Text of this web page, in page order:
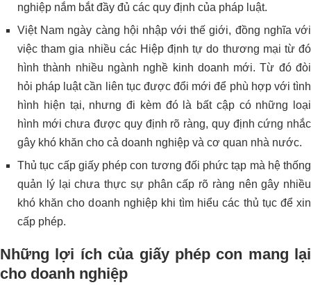
nghiệp nắm bắt đầy đủ các quy định của pháp luật.
Việt Nam ngày càng hội nhập với thế giới, đồng nghĩa với
việc tham gia nhiều các Hiệp định tự do thương mại từ đó
hình thành nhiều ngành nghề kinh doanh mới. Từ đó đòi
hỏi pháp luật cần liên tục được đổi mới để phù hợp với tình
hình hiện tại, nhưng đi kèm đó là bất cập có những loại
hình mới chưa được quy định rõ ràng, quy định cứng nhắc
gây khó khăn cho cả doanh nghiệp và cơ quan nhà nước.
Thủ tục cấp giấy phép con tương đối phức tạp mà hệ thống
quản lý lại chưa thực sự phân cấp rõ ràng nên gây nhiều
khó khăn cho doanh nghiệp khi tìm hiểu các thủ tục để xin
cấp phép.
Những lợi ích của giấy phép con mang lại
cho doanh nghiệp